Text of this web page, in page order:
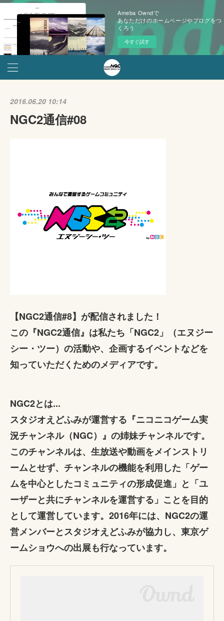
Ameba Owndで
あなただけのホームページやブログをつ
くろう
今すぐ試す
2016.06.20 10:14
NGC2通信#08
【NGC2通信#8】が配信されました！
この『NGC2通信』は私たち「NGC2」（エヌジー
シー・ツー）の活動や、企画するイベントなどを
知っていただくためのメディアです。
NGC2とは...
スタジオえどふみが運営する『ニコニコゲーム実
況チャンネル（NGC）』の姉妹チャンネルです。
このチャンネルは、生放送や動画をメインストリ
ームとせず、チャンネルの機能を利用した「ゲー
ムを中心としたコミュニティの形成促進」と「ユ
ーザーと共にチャンネルを運営する」ことを目的
として運営しています。2016年には、NGC2の運
営メンバーとスタジオえどふみが協力し、東京ゲ
ームショウへの出展も行なっています。